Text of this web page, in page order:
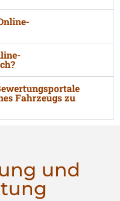
Fahrzeugs zu
und